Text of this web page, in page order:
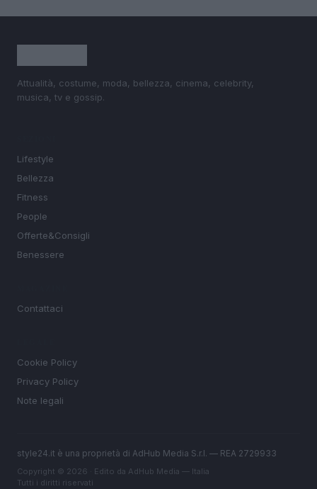
Attualità, costume, moda, bellezza, cinema, celebrity,
musica, tv e gossip.
Lifestyle
Bellezza
Fitness
People
Offerte&Consigli
Benessere
Contattaci
Cookie Policy
Privacy Policy
Note legali
style24.it è una proprietà di AdHub Media S.r.l. — REA 2729933
Copyright © 2026 · Edito da AdHub Media — Italia
Tutti i diritti riservati